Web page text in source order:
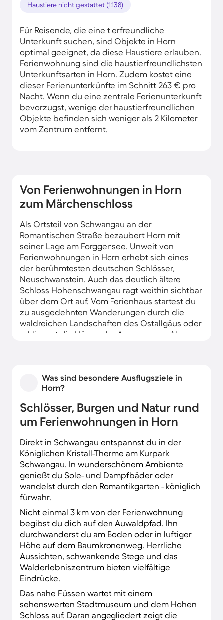
Haustiere nicht gestattet (1.138)
Für Reisende, die eine tierfreundliche
Unterkunft suchen, sind Objekte in Horn
optimal geeignet, da diese Haustiere erlauben.
Ferienwohnung sind die haustierfreundlichsten
Unterkunftsarten in Horn. Zudem kostet eine
dieser Ferienunterkünfte im Schnitt 263 € pro
Nacht. Wenn du eine zentrale Ferienunterkunft
bevorzugst, wenige der haustierfreundlichen
Objekte befinden sich weniger als 2 Kilometer
vom Zentrum entfernt.
Von Ferienwohnungen in Horn
zum Märchenschloss
Als Ortsteil von Schwangau an der
Romantischen Straße bezaubert Horn mit
seiner Lage am Forggensee. Unweit von
Ferienwohnungen in Horn erhebt sich eines
der berühmtesten deutschen Schlösser,
Neuschwanstein. Auch das deutlich ältere
Schloss Hohenschwangau ragt weithin sichtbar
über dem Ort auf. Vom Ferienhaus startest du
zu ausgedehnten Wanderungen durch die
waldreichen Landschaften des Ostallgäus oder
erklimmst die Hänge der Ammergauer Alpen.
nahe Seen wie der Alpsee Badefreuden. An
den Ufern mietest du Equipment für
gestaute Forggensee trocken und enthüllt dir
die Reste gefluteter Gebäude. Bei Schnee zieht
es dich aus der Ferienwohnung auf die Bretter.
Mehrere Skigebiete versprechen Pistengaudi.
Was sind besondere Ausflugsziele in
Horn?
Schlösser, Burgen und Natur rund
um Ferienwohnungen in Horn
Direkt in Schwangau entspannst du in der
Königlichen Kristall-Therme am Kurpark
Schwangau. In wunderschönem Ambiente
genießt du Sole- und Dampfbäder oder
wandelst durch den Romantikgarten - königlich
fürwahr.
Nicht einmal 3 km von der Ferienwohnung
begibst du dich auf den Auwaldpfad. Ihn
durchwanderst du am Boden oder in luftiger
Höhe auf dem Baumkronenweg. Herrliche
Aussichten, schwankende Stege und das
Walderlebniszentrum bieten vielfältige
Eindrücke.
Das nahe Füssen wartet mit einem
sehenswerten Stadtmuseum und dem Hohen
Schloss auf. Daran angegliedert zeigt die